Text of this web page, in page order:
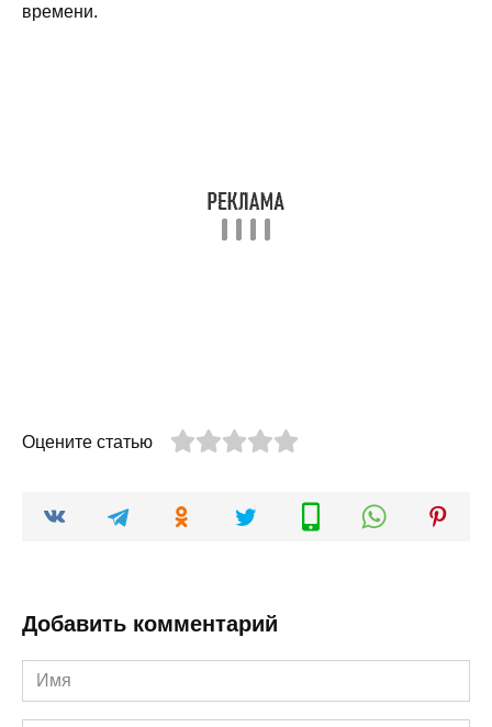
времени.
Оцените статью
Добавить комментарий
Имя
*